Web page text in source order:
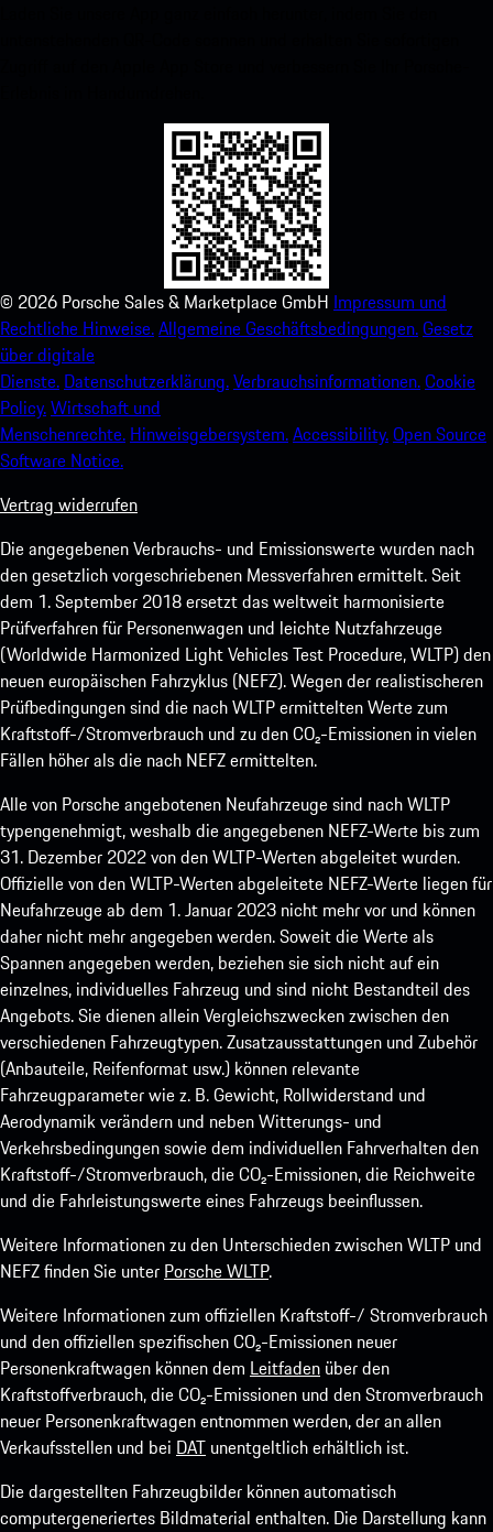
© 2026 Porsche Sales & Marketplace GmbH Impressum und
Rechtliche Hinweise.Allgemeine Geschäftsbedingungen.Gesetz
über digitale
Dienste. Datenschutzerklärung.Verbrauchsinformationen.Cookie
Policy.Wirtschaft und
Menschenrechte. Hinweisgebersystem.Accessibility.Open Source
Software Notice.
Vertrag widerrufen
Die angegebenen Verbrauchs- und Emissionswerte wurden nach
den gesetzlich vorgeschriebenen Messverfahren ermittelt. Seit
dem 1. September 2018 ersetzt das weltweit harmonisierte
Prüfverfahren für Personenwagen und leichte Nutzfahrzeuge
(Worldwide Harmonized Light Vehicles Test Procedure, WLTP) den
neuen europäischen Fahrzyklus (NEFZ). Wegen der realistischeren
Prüfbedingungen sind die nach WLTP ermittelten Werte zum
Kraftstoff-/Stromverbrauch und zu den CO₂-Emissionen in vielen
Fällen höher als die nach NEFZ ermittelten.
Alle von Porsche angebotenen Neufahrzeuge sind nach WLTP
typengenehmigt, weshalb die angegebenen NEFZ-Werte bis zum
31. Dezember 2022 von den WLTP-Werten abgeleitet wurden.
Offizielle von den WLTP-Werten abgeleitete NEFZ-Werte liegen für
Neufahrzeuge ab dem 1. Januar 2023 nicht mehr vor und können
daher nicht mehr angegeben werden. Soweit die Werte als
Spannen angegeben werden, beziehen sie sich nicht auf ein
einzelnes, individuelles Fahrzeug und sind nicht Bestandteil des
Angebots. Sie dienen allein Vergleichszwecken zwischen den
verschiedenen Fahrzeugtypen. Zusatzausstattungen und Zubehör
(Anbauteile, Reifenformat usw.) können relevante
Fahrzeugparameter wie z. B. Gewicht, Rollwiderstand und
Aerodynamik verändern und neben Witterungs- und
Verkehrsbedingungen sowie dem individuellen Fahrverhalten den
Kraftstoff-/Stromverbrauch, die CO₂-Emissionen, die Reichweite
und die Fahrleistungswerte eines Fahrzeugs beeinflussen.
Weitere Informationen zu den Unterschieden zwischen WLTP und
NEFZ finden Sie unter Porsche WLTP.
Weitere Informationen zum offiziellen Kraftstoff-/ Stromverbrauch
und den offiziellen spezifischen CO₂-Emissionen neuer
Personenkraftwagen können dem Leitfaden über den
Kraftstoffverbrauch, die CO₂-Emissionen und den Stromverbrauch
neuer Personenkraftwagen entnommen werden, der an allen
Verkaufsstellen und bei DAT unentgeltlich erhältlich ist.
Die dargestellten Fahrzeugbilder können automatisch
computergeneriertes Bildmaterial enthalten. Die Darstellung kann